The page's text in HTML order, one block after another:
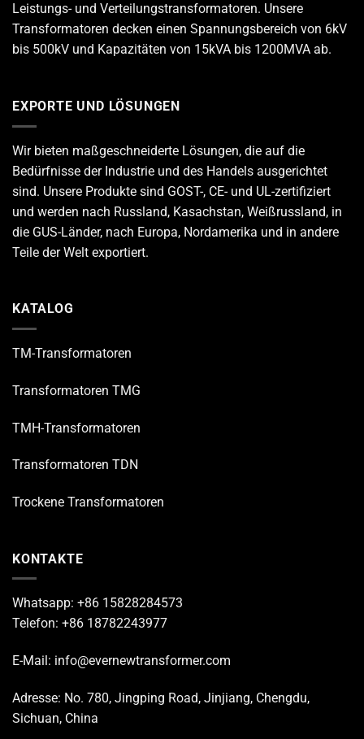
Leistungs- und Verteilungstransformatoren. Unsere
Transformatoren decken einen Spannungsbereich von 6kV
bis 500kV und Kapazitäten von 15kVA bis 1200MVA ab.
EXPORTE UND LÖSUNGEN
Wir bieten maßgeschneiderte Lösungen, die auf die
Bedürfnisse der Industrie und des Handels ausgerichtet
sind. Unsere Produkte sind GOST-, CE- und UL-zertifiziert
und werden nach Russland, Kasachstan, Weißrussland, in
die GUS-Länder, nach Europa, Nordamerika und in andere
Teile der Welt exportiert.
KATALOG
TM-Transformatoren
Transformatoren TMG
TMH-Transformatoren
Transformatoren TDN
Trockene Transformatoren
KONTAKTE
Whatsapp: +86 15828284573
Telefon: +86 18782243977
E-Mail: info@evernewtransformer.com
Adresse: No. 780, Jingping Road, Jinjiang, Chengdu,
Sichuan, China